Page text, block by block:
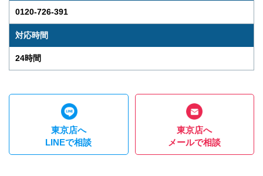
0120-726-391
対応時間
24時間
東京店へ
LINEで相談
東京店へ
メールで相談